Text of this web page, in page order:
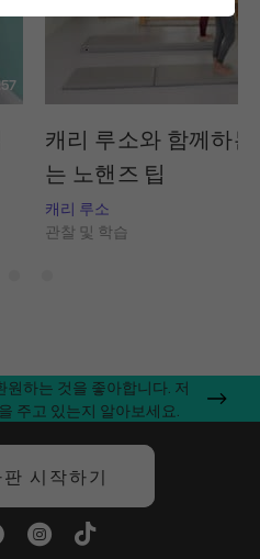
캐리 루소와 함께하
는 노핸즈 팁
캐리 루소
관찰 및 학습
원하는 것을 좋아합니다. 저
주고 있는지 알아보세요.
시작하기